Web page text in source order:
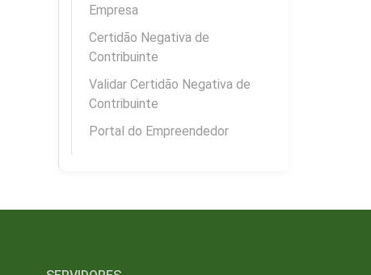
Empresa
Certidão Negativa de
Contribuinte
Validar Certidão Negativa de
Contribuinte
Portal do Empreendedor